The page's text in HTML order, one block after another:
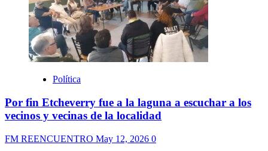
Política
Por fin Etcheverry fue a la laguna a escuchar a los
vecinos y vecinas de la localidad
FM REENCUENTRO May 12, 2026 0